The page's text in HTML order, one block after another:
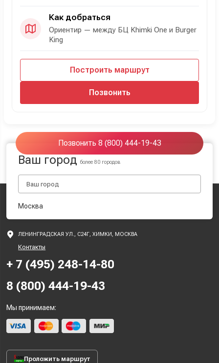
Как добраться
Ориентир — между БЦ Khimki One и Burger
King
Построить маршрут
Позвонить
Позвонить 8 (800) 444-19-43
Ваш городболее 80 городов
Москва
ЛЕНИНГРАДСКАЯ УЛ., С24Г, ХИМКИ, МОСКВА
Контакты
+ 7 (495) 248-14-80
8 (800) 444-19-43
Мы принимаем:
Проложить маршрут